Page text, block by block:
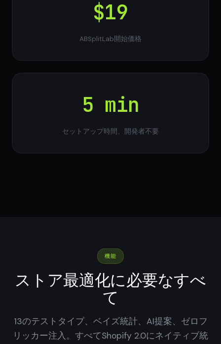
$19
ABSplitLab開始価格
5 min
セットアップ時間、開発者不要
機能
ストア最適化に必要なすべ
て
13のテストタイプ、ベイズ統計、AI提案、ゼロフ
リッカー注入。すべてShopify 2.0にネイティブ統